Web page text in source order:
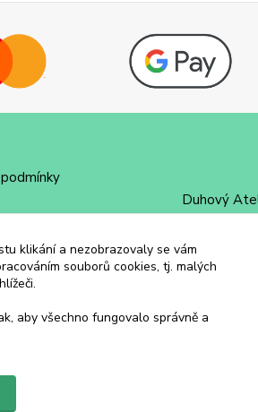
Duhový
+420
klikání a nezobrazovaly se vám
souborů cookies, tj. malých
aby všechno fungovalo správně a